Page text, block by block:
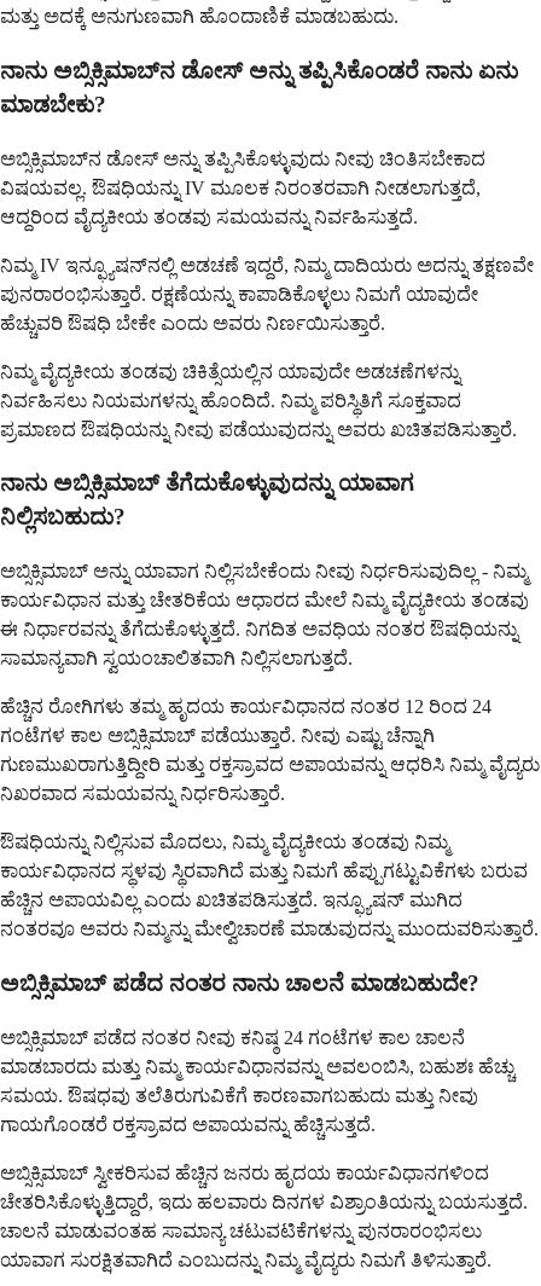
ಮತ್ತು ಅದಕ್ಕೆ ಅನುಗುಣವಾಗಿ ಹೊಂದಾಣಿಕೆ ಮಾಡಬಹುದು.
ನಾನು ಅಬ್ಸಿಕ್ಸಿಮಾಬ್‌ನ ಡೋಸ್ ಅನ್ನು ತಪ್ಪಿಸಿಕೊಂಡರೆ ನಾನು ಏನು
ಮಾಡಬೇಕು?
ಅಬ್ಸಿಕ್ಸಿಮಾಬ್‌ನ ಡೋಸ್ ಅನ್ನು ತಪ್ಪಿಸಿಕೊಳ್ಳುವುದು ನೀವು ಚಿಂತಿಸಬೇಕಾದ
ವಿಷಯವಲ್ಲ. ಔಷಧಿಯನ್ನು IV ಮೂಲಕ ನಿರಂತರವಾಗಿ ನೀಡಲಾಗುತ್ತದೆ,
ಆದ್ದರಿಂದ ವೈದ್ಯಕೀಯ ತಂಡವು ಸಮಯವನ್ನು ನಿರ್ವಹಿಸುತ್ತದೆ.
ನಿಮ್ಮ IV ಇನ್ಫ್ಯೂಷನ್‌ನಲ್ಲಿ ಅಡಚಣೆ ಇದ್ದರೆ, ನಿಮ್ಮ ದಾದಿಯರು ಅದನ್ನು ತಕ್ಷಣವೇ
ಪುನರಾರಂಭಿಸುತ್ತಾರೆ. ರಕ್ಷಣೆಯನ್ನು ಕಾಪಾಡಿಕೊಳ್ಳಲು ನಿಮಗೆ ಯಾವುದೇ
ಹೆಚ್ಚುವರಿ ಔಷಧಿ ಬೇಕೇ ಎಂದು ಅವರು ನಿರ್ಣಯಿಸುತ್ತಾರೆ.
ನಿಮ್ಮ ವೈದ್ಯಕೀಯ ತಂಡವು ಚಿಕಿತ್ಸೆಯಲ್ಲಿನ ಯಾವುದೇ ಅಡಚಣೆಗಳನ್ನು
ನಿರ್ವಹಿಸಲು ನಿಯಮಗಳನ್ನು ಹೊಂದಿದೆ. ನಿಮ್ಮ ಪರಿಸ್ಥಿತಿಗೆ ಸೂಕ್ತವಾದ
ಪ್ರಮಾಣದ ಔಷಧಿಯನ್ನು ನೀವು ಪಡೆಯುವುದನ್ನು ಅವರು ಖಚಿತಪಡಿಸುತ್ತಾರೆ.
ನಾನು ಅಬ್ಸಿಕ್ಸಿಮಾಬ್ ತೆಗೆದುಕೊಳ್ಳುವುದನ್ನು ಯಾವಾಗ
ನಿಲ್ಲಿಸಬಹುದು?
ಅಬ್ಸಿಕ್ಸಿಮಾಬ್ ಅನ್ನು ಯಾವಾಗ ನಿಲ್ಲಿಸಬೇಕೆಂದು ನೀವು ನಿರ್ಧರಿಸುವುದಿಲ್ಲ - ನಿಮ್ಮ
ಕಾರ್ಯವಿಧಾನ ಮತ್ತು ಚೇತರಿಕೆಯ ಆಧಾರದ ಮೇಲೆ ನಿಮ್ಮ ವೈದ್ಯಕೀಯ ತಂಡವು
ಈ ನಿರ್ಧಾರವನ್ನು ತೆಗೆದುಕೊಳ್ಳುತ್ತದೆ. ನಿಗದಿತ ಅವಧಿಯ ನಂತರ ಔಷಧಿಯನ್ನು
ಸಾಮಾನ್ಯವಾಗಿ ಸ್ವಯಂಚಾಲಿತವಾಗಿ ನಿಲ್ಲಿಸಲಾಗುತ್ತದೆ.
ಹೆಚ್ಚಿನ ರೋಗಿಗಳು ತಮ್ಮ ಹೃದಯ ಕಾರ್ಯವಿಧಾನದ ನಂತರ 12 ರಿಂದ 24
ಗಂಟೆಗಳ ಕಾಲ ಅಬ್ಸಿಕ್ಸಿಮಾಬ್ ಪಡೆಯುತ್ತಾರೆ. ನೀವು ಎಷ್ಟು ಚೆನ್ನಾಗಿ
ಗುಣಮುಖರಾಗುತ್ತಿದ್ದೀರಿ ಮತ್ತು ರಕ್ತಸ್ರಾವದ ಅಪಾಯವನ್ನು ಆಧರಿಸಿ ನಿಮ್ಮ ವೈದ್ಯರು
ನಿಖರವಾದ ಸಮಯವನ್ನು ನಿರ್ಧರಿಸುತ್ತಾರೆ.
ಔಷಧಿಯನ್ನು ನಿಲ್ಲಿಸುವ ಮೊದಲು, ನಿಮ್ಮ ವೈದ್ಯಕೀಯ ತಂಡವು ನಿಮ್ಮ
ಕಾರ್ಯವಿಧಾನದ ಸ್ಥಳವು ಸ್ಥಿರವಾಗಿದೆ ಮತ್ತು ನಿಮಗೆ ಹೆಪ್ಪುಗಟ್ಟುವಿಕೆಗಳು ಬರುವ
ಹೆಚ್ಚಿನ ಅಪಾಯವಿಲ್ಲ ಎಂದು ಖಚಿತಪಡಿಸುತ್ತದೆ. ಇನ್ಫ್ಯೂಷನ್ ಮುಗಿದ
ನಂತರವೂ ಅವರು ನಿಮ್ಮನ್ನು ಮೇಲ್ವಿಚಾರಣೆ ಮಾಡುವುದನ್ನು ಮುಂದುವರಿಸುತ್ತಾರೆ.
ಅಬ್ಸಿಕ್ಸಿಮಾಬ್ ಪಡೆದ ನಂತರ ನಾನು ಚಾಲನೆ ಮಾಡಬಹುದೇ?
ಅಬ್ಸಿಕ್ಸಿಮಾಬ್ ಪಡೆದ ನಂತರ ನೀವು ಕನಿಷ್ಠ 24 ಗಂಟೆಗಳ ಕಾಲ ಚಾಲನೆ
ಮಾಡಬಾರದು ಮತ್ತು ನಿಮ್ಮ ಕಾರ್ಯವಿಧಾನವನ್ನು ಅವಲಂಬಿಸಿ, ಬಹುಶಃ ಹೆಚ್ಚು
ಸಮಯ. ಔಷಧವು ತಲೆತಿರುಗುವಿಕೆಗೆ ಕಾರಣವಾಗಬಹುದು ಮತ್ತು ನೀವು
ಗಾಯಗೊಂಡರೆ ರಕ್ತಸ್ರಾವದ ಅಪಾಯವನ್ನು ಹೆಚ್ಚಿಸುತ್ತದೆ.
ಅಬ್ಸಿಕ್ಸಿಮಾಬ್ ಸ್ವೀಕರಿಸುವ ಹೆಚ್ಚಿನ ಜನರು ಹೃದಯ ಕಾರ್ಯವಿಧಾನಗಳಿಂದ
ಚೇತರಿಸಿಕೊಳ್ಳುತ್ತಿದ್ದಾರೆ, ಇದು ಹಲವಾರು ದಿನಗಳ ವಿಶ್ರಾಂತಿಯನ್ನು ಬಯಸುತ್ತದೆ.
ಚಾಲನೆ ಮಾಡುವಂತಹ ಸಾಮಾನ್ಯ ಚಟುವಟಿಕೆಗಳನ್ನು ಪುನರಾರಂಭಿಸಲು
ಯಾವಾಗ ಸುರಕ್ಷಿತವಾಗಿದೆ ಎಂಬುದನ್ನು ನಿಮ್ಮ ವೈದ್ಯರು ನಿಮಗೆ ತಿಳಿಸುತ್ತಾರೆ.